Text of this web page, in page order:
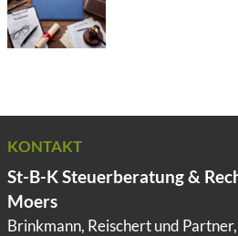
KONTAKT
St-B-K Steuerberatung &
Moers
Brinkmann, Reischert und